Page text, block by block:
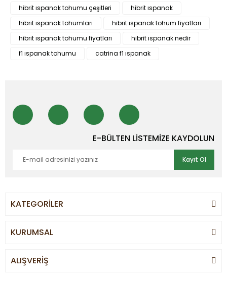
hibrit ıspanak tohumu çeşitleri
hibrit ıspanak
hibrit ıspanak tohumları
hibrit ıspanak tohum fiyatları
hibrit ıspanak tohumu fiyatları
hibrit ıspanak nedir
f1 ıspanak tohumu
catrina f1 ıspanak
E-BÜLTEN LİSTEMİZE KAYDOLUN
Kayıt Ol
KATEGORİLER
KURUMSAL
ALIŞVERİŞ